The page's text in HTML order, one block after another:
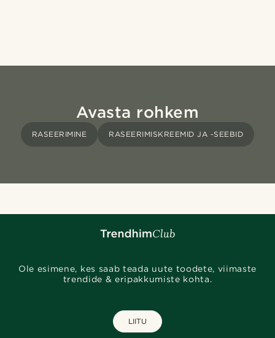
Avasta rohkem
RASEERIMINE RASEERIMISKREEMID JA -SEEBID
Ole esimene, kes saab teada uute toodete, viimaste
trendide & eripakkumiste kohta.
LIITU